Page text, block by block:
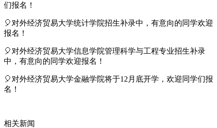
们报名！
🎈对外经济贸易大学统计学院招生补录中，有意向的同学欢迎
报名！
🎈对外经济贸易大学信息学院管理科学与工程专业招生补录
中，有意向的同学欢迎报名！
🎈对外经济贸易大学金融学院将于12月底开学，欢迎同学们报
名！
相关新闻